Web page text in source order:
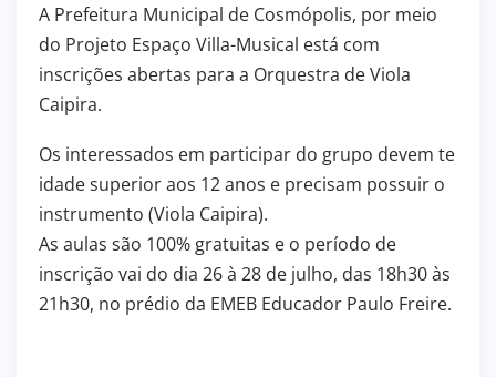
A Prefeitura Municipal de Cosmópolis, por meio
do Projeto Espaço Villa-Musical está com
inscrições abertas para a Orquestra de Viola
Caipira.
Os interessados em participar do grupo devem te
idade superior aos 12 anos e precisam possuir o
instrumento (Viola Caipira).
As aulas são 100% gratuitas e o período de
inscrição vai do dia 26 à 28 de julho, das 18h30 às
21h30, no prédio da EMEB Educador Paulo Freire.